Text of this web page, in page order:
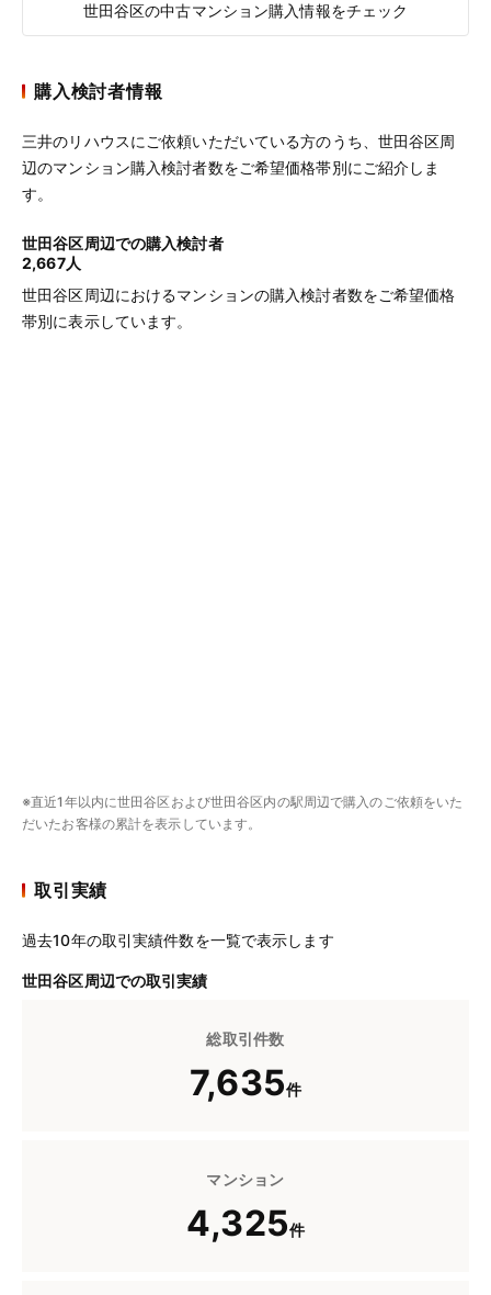
世田谷区の中古マンション購入情報をチェック
購入検討者情報
三井のリハウスにご依頼いただいている方のうち、世田谷区周
辺のマンション購入検討者数をご希望価格帯別にご紹介しま
す。
世田谷区周辺での購入検討者
2,667人
世田谷区周辺におけるマンションの購入検討者数をご希望価格
帯別に表示しています。
※直近1年以内に世田谷区および世田谷区内の駅周辺で購入のご依頼をいた
だいたお客様の累計を表示しています。
取引実績
過去10年の取引実績件数を一覧で表示します
世田谷区周辺での取引実績
総取引件数
7,635件
マンション
4,325件